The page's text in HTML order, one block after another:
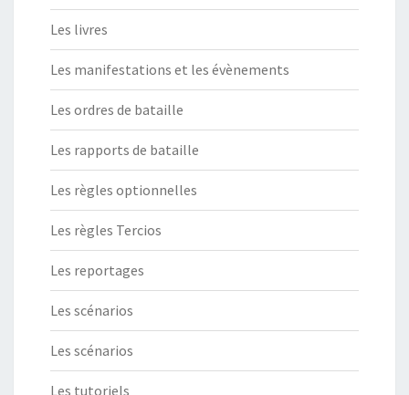
Les livres
Les manifestations et les évènements
Les ordres de bataille
Les rapports de bataille
Les règles optionnelles
Les règles Tercios
Les reportages
Les scénarios
Les scénarios
Les tutoriels